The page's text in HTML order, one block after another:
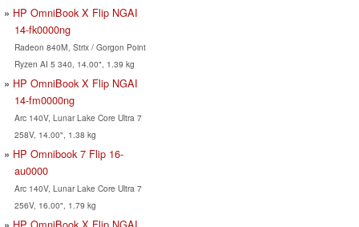
HP OmniBook X Flip NGAI
14-fk0000ng
Radeon 840M, Strix / Gorgon Point
Ryzen AI 5 340, 14.00", 1.39 kg
HP OmniBook X Flip NGAI
14-fm0000ng
Arc 140V, Lunar Lake Core Ultra 7
258V, 14.00", 1.38 kg
HP Omnibook 7 Flip 16-
au0000
Arc 140V, Lunar Lake Core Ultra 7
256V, 16.00", 1.79 kg